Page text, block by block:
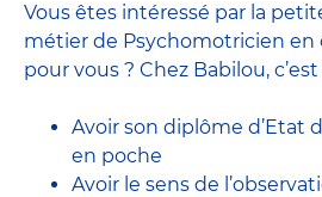
Vous êtes intéressé par la
métier de Psychomotricien en
pour vous ? Chez Babilou, c’est
Avoir son diplôme d’Etat
en poche
Avoir le sens de